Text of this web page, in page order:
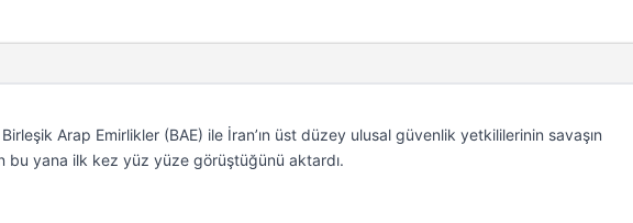
Birleşik Arap Emirlikler (BAE) ile İran’ın üst düzey ulusal güvenlik yetkililerinin savaşın
bu yana ilk kez yüz yüze görüştüğünü aktardı.